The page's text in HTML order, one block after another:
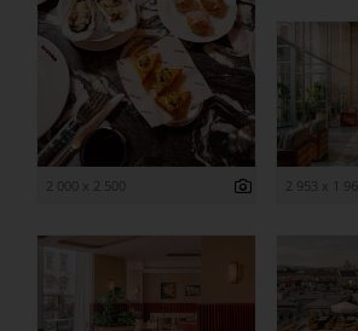
2 000 x 2 500 2 953 x 1 969